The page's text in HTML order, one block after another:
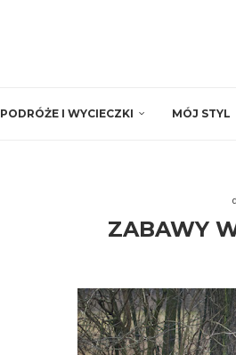
PODRÓŻE I WYCIECZKI MÓJ STYL
ZABAWY